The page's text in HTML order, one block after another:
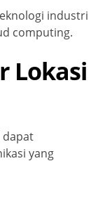
industri
computing.
Lokasi
dapat
yang